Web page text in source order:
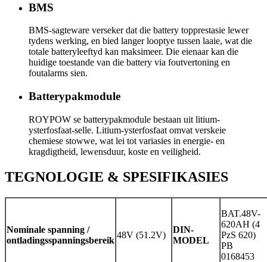
BMS
BMS-sagteware verseker dat die battery topprestasie lewer
tydens werking, en bied langer looptye tussen laaie, wat die
totale batteryleeftyd kan maksimeer. Die eienaar kan die
huidige toestande van die battery via foutvertoning en
foutalarms sien.
Batterypakmodule
ROYPOW se batterypakmodule bestaan ​​uit litium-
ysterfosfaat-selle. Litium-ysterfosfaat omvat verskeie
chemiese stowwe, wat lei tot variasies in energie- en
kragdigtheid, lewensduur, koste en veiligheid.
TEGNOLOGIE & SPESIFIKASIES
Nominale spanning /
ontladingsspanningsbereik
48V (51.2V)
DIN-
MODEL
BAT.48V-
620AH (4
PzS 620)
PB
0168453